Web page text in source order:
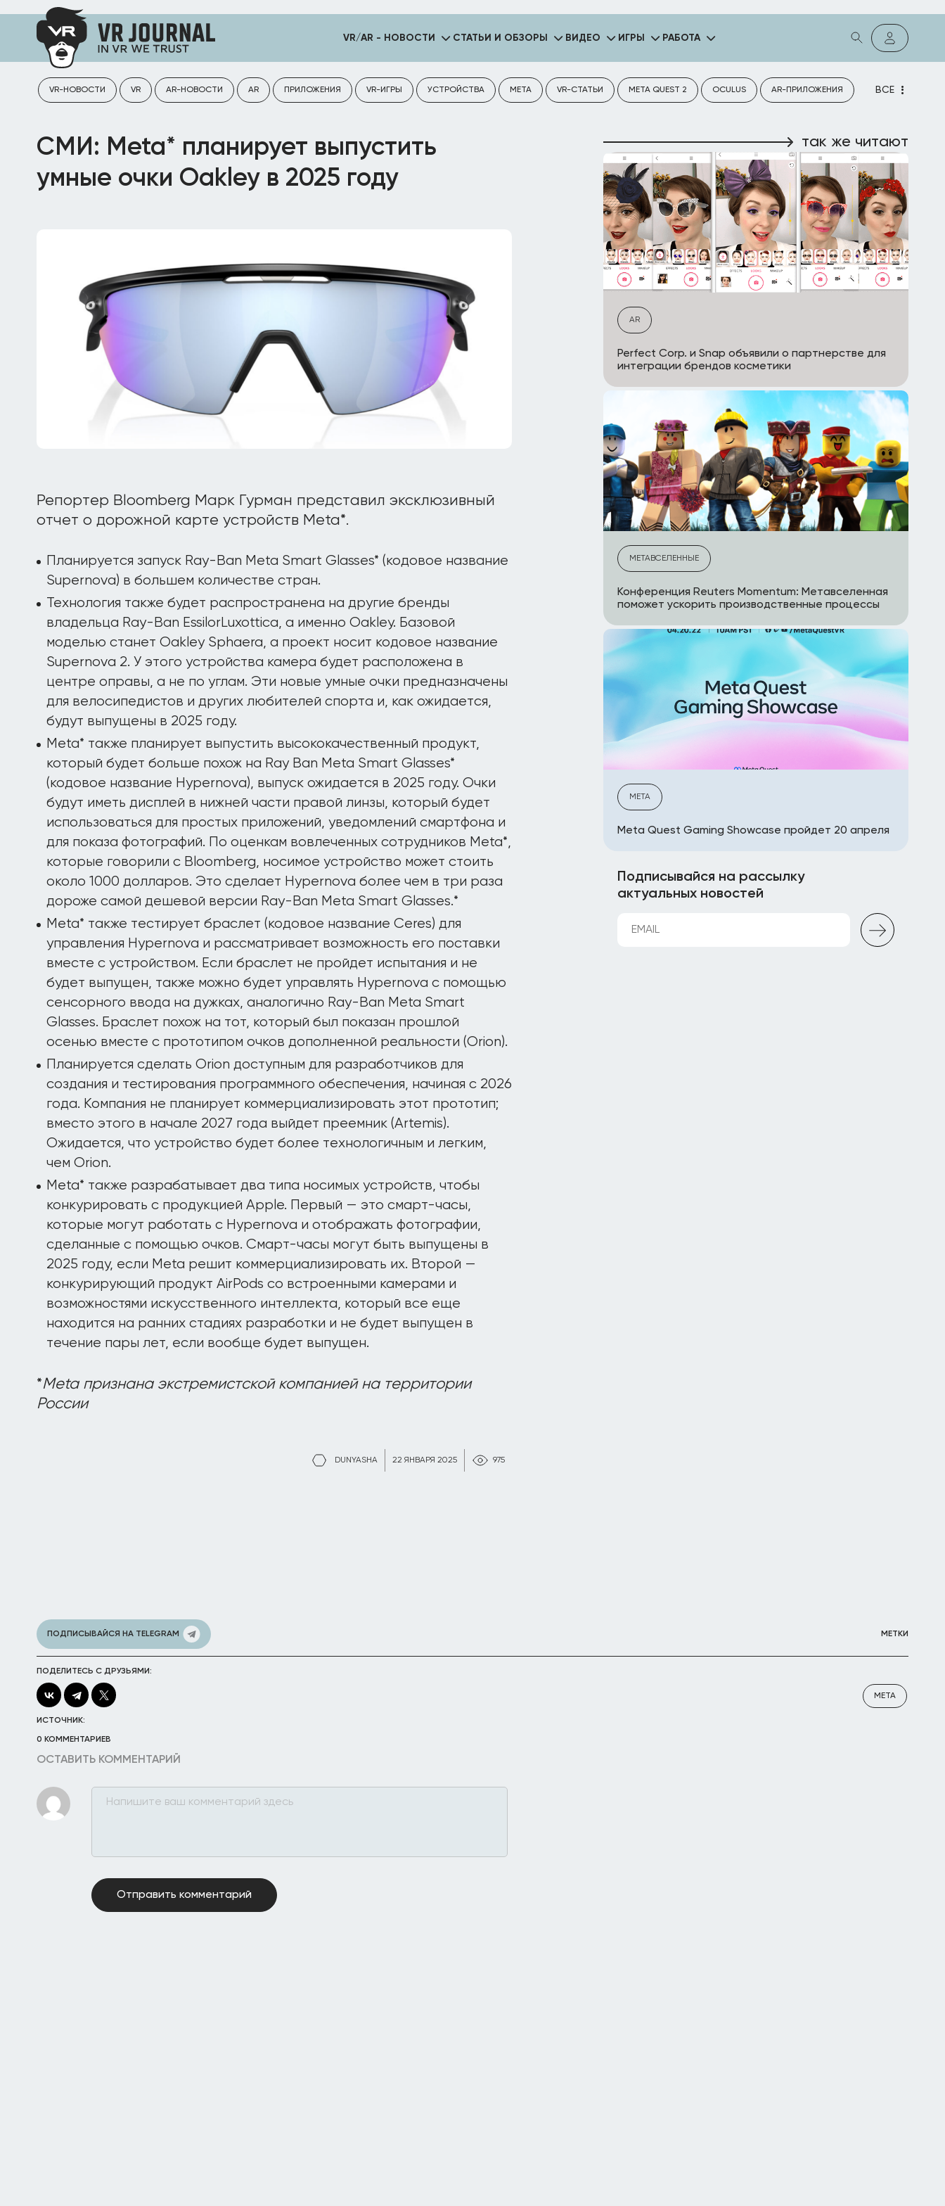
VR/AR - НОВОСТИ СТАТЬИ И ОБЗОРЫ ВИДЕО ИГРЫ РАБОТА
VR-НОВОСТИ VR AR-НОВОСТИ AR ПРИЛОЖЕНИЯ VR-ИГРЫ УСТРОЙСТВА META VR-СТАТЬИ META QUEST 2 OCULUS AR-ПРИЛОЖЕНИЯ ВСЕ
DUNYASHA 22 ЯНВАРЯ 2025 975
СМИ: Meta* планирует выпустить
умные очки Oakley в 2025 году
Репортер Bloomberg Марк Гурман представил эксклюзивный
отчет о дорожной карте устройств Meta*.
Планируется запуск Ray-Ban Meta Smart Glasses* (кодовое название
Supernova) в большем количестве стран.
Технология также будет распространена на другие бренды
владельца Ray-Ban EssilorLuxottica, а именно Oakley. Базовой
моделью станет Oakley Sphaera, а проект носит кодовое название
Supernova 2. У этого устройства камера будет расположена в
центре оправы, а не по углам. Эти новые умные очки предназначены
для велосипедистов и других любителей спорта и, как ожидается,
будут выпущены в 2025 году.
Meta* также планирует выпустить высококачественный продукт,
который будет больше похож на Ray Ban Meta Smart Glasses*
(кодовое название Hypernova), выпуск ожидается в 2025 году. Очки
будут иметь дисплей в нижней части правой линзы, который будет
использоваться для простых приложений, уведомлений смартфона и
для показа фотографий. По оценкам вовлеченных сотрудников Meta*,
которые говорили с Bloomberg, носимое устройство может стоить
около 1000 долларов. Это сделает Hypernova более чем в три раза
дороже самой дешевой версии Ray-Ban Meta Smart Glasses.*
Meta* также тестирует браслет (кодовое название Ceres) для
управления Hypernova и рассматривает возможность его поставки
вместе с устройством. Если браслет не пройдет испытания и не
будет выпущен, также можно будет управлять Hypernova с помощью
сенсорного ввода на дужках, аналогично Ray-Ban Meta Smart
Glasses. Браслет похож на тот, который был показан прошлой
осенью вместе с прототипом очков дополненной реальности (Orion).
Планируется сделать Orion доступным для разработчиков для
создания и тестирования программного обеспечения, начиная с 2026
года. Компания не планирует коммерциализировать этот прототип;
вместо этого в начале 2027 года выйдет преемник (Artemis).
Ожидается, что устройство будет более технологичным и легким,
чем Orion.
Meta* также разрабатывает два типа носимых устройств, чтобы
конкурировать с продукцией Apple. Первый — это смарт-часы,
которые могут работать с Hypernova и отображать фотографии,
сделанные с помощью очков. Смарт-часы могут быть выпущены в
2025 году, если Meta решит коммерциализировать их. Второй —
конкурирующий продукт AirPods со встроенными камерами и
возможностями искусственного интеллекта, который все еще
находится на ранних стадиях разработки и не будет выпущен в
течение пары лет, если вообще будет выпущен.
*Meta признана экстремистской компанией на территории
России
так же читают
AR
Perfect Corp. и Snap объявили о партнерстве для
интеграции брендов косметики
МЕТАВСЕЛЕННЫЕ
Конференция Reuters Momentum: Метавселенная
поможет ускорить производственные процессы
META
Meta Quest Gaming Showcase пройдет 20 апреля
Подписывайся на рассылку
актуальных новостей
ПОДПИСЫВАЙСЯ НА TELEGRAM МЕТКИ
ПОДЕЛИТЕСЬ С ДРУЗЬЯМИ:
META
ИСТОЧНИК:
0 КОММЕНТАРИЕВ
ОСТАВИТЬ КОММЕНТАРИЙ